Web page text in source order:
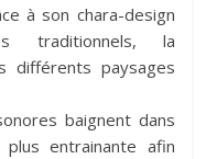
à son chara-design
traditionnels, la
différents paysages
baignent dans
plus entrainante afin